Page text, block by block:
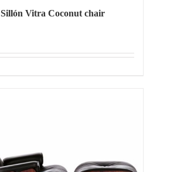
Sillón Vitra Coconut chair